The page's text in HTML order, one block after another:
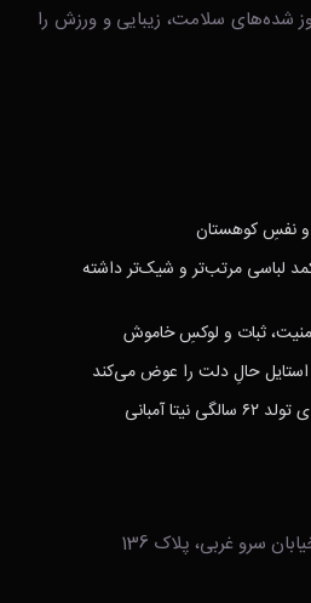
شده‌های سلامت، زیبایی و ورزش را
و نفسِ کوهستان
لباسی مرتب‌تر و شیک‌تر داشته
ثبات و لوکسِ خاموش
استایل حالِ دلت را عوض می‌کند
آمبانی
سرو غربی، پلاک 136